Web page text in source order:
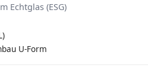
Echtglas (ESG)
U-Form